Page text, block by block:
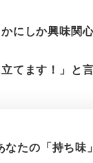
にしか興味関心
てます！」と言
なたの「持ち